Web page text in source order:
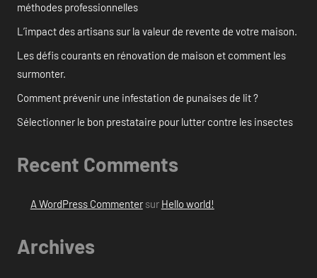
méthodes professionnelles
L’impact des artisans sur la valeur de revente de votre maison.
Les défis courants en rénovation de maison et comment les
surmonter.
Comment prévenir une infestation de punaises de lit ?
Sélectionner le bon prestataire pour lutter contre les insectes
Recent Comments
A WordPress Commentersur Hello world!
Archives